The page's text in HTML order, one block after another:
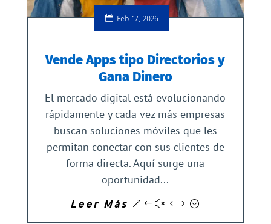
Feb 17, 2026
Vende Apps tipo Directorios y
Gana Dinero
El mercado digital está evolucionando
rápidamente y cada vez más empresas
buscan soluciones móviles que les
permitan conectar con sus clientes de
forma directa. Aquí surge una
oportunidad...
Leer Más